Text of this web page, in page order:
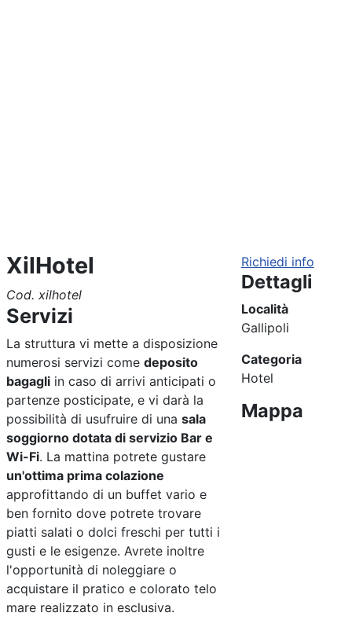
XilHotel
Cod. xilhotel
Servizi
La struttura vi mette a disposizione
numerosi servizi come deposito
bagagli in caso di arrivi anticipati o
partenze posticipate, e vi darà la
possibilità di usufruire di una sala
soggiorno dotata di servizio Bar e
Wi-Fi. La mattina potrete gustare
un'ottima prima colazione
approfittando di un buffet vario e
ben fornito dove potrete trovare
piatti salati o dolci freschi per tutti i
gusti e le esigenze. Avrete inoltre
l'opportunità di noleggiare o
acquistare il pratico e colorato telo
mare realizzato in esclusiva.
Richiedi info
Dettagli
Località
Gallipoli
Categoria
Hotel
Mappa